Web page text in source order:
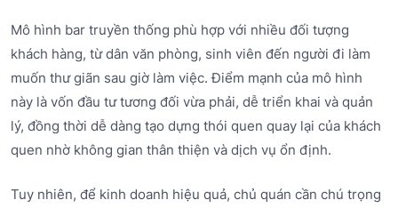
Mô hình bar truyền thống phù hợp với nhiều đối tượng
khách hàng, từ dân văn phòng, sinh viên đến người đi làm
muốn thư giãn sau giờ làm việc. Điểm mạnh của mô hình
này là vốn đầu tư tương đối vừa phải, dễ triển khai và quản
lý, đồng thời dễ dàng tạo dựng thói quen quay lại của khách
quen nhờ không gian thân thiện và dịch vụ ổn định.
Tuy nhiên, để kinh doanh hiệu quả, chủ quán cần chú trọng